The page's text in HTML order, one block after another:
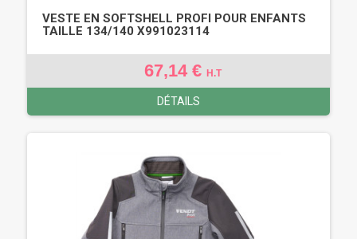
VESTE EN SOFTSHELL PROFI POUR ENFANTS
TAILLE 134/140 X991023114
67,14 € H.T
DÉTAILS